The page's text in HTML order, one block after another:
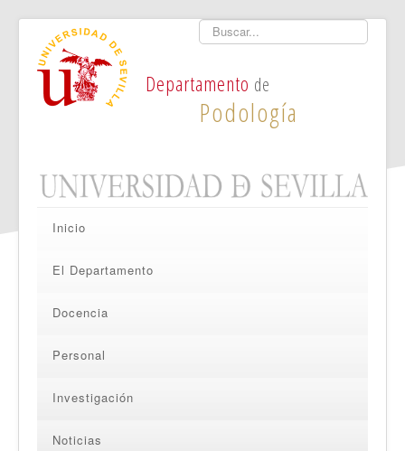
Buscar
Departamento de
Podología
Inicio
El Departamento
Docencia
Personal
Investigación
Noticias